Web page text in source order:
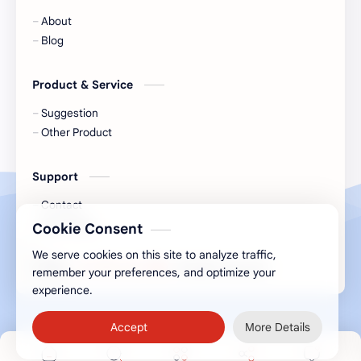
About
Blog
Product & Service
Suggestion
Other Product
Support
Contact
My Tickets
© 2026‧বাংলা নিউজ এক্সপ্রেস ‧ All rights reserved.
Cookie Consent
We serve cookies on this site to analyze traffic,
remember your preferences, and optimize your
experience.
Accept More Details